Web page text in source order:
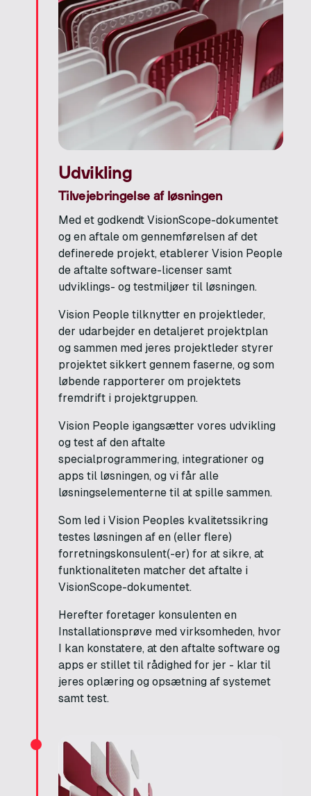
Udvikling
Tilvejebringelse af løsningen
Med et godkendt VisionScope-dokumentet
og en aftale om gennemførelsen af det
definerede projekt, etablerer Vision People
de aftalte software-licenser samt
udviklings- og testmiljøer til løsningen.
Vision People tilknytter en projektleder,
der udarbejder en detaljeret projektplan
og sammen med jeres projektleder styrer
projektet sikkert gennem faserne, og som
løbende rapporterer om projektets
fremdrift i projektgruppen.
Vision People igangsætter vores udvikling
og test af den aftalte
specialprogrammering, integrationer og
apps til løsningen, og vi får alle
løsningselementerne til at spille sammen.
Som led i Vision Peoples kvalitetssikring
testes løsningen af en (eller flere)
forretningskonsulent(-er) for at sikre, at
funktionaliteten matcher det aftalte i
VisionScope-dokumentet.
Herefter foretager konsulenten en
Installationsprøve med virksomheden, hvor
I kan konstatere, at den aftalte software og
apps er stillet til rådighed for jer - klar til
jeres oplæring og opsætning af systemet
samt test.